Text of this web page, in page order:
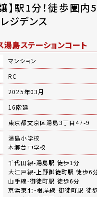
】駅1分！徒歩圏内
ジデンス
湯島ステーションコート
マンション
RC
2025年03月
16階建
東京都文京区湯島3丁目47-9
湯島小学校
本郷台中学校
千代田線-湯島駅 徒歩1分
大江戸線- 上野御徒町駅 徒歩6
山手線-御徒町駅 徒歩6分
京浜東北・根岸線-御徒町駅 徒